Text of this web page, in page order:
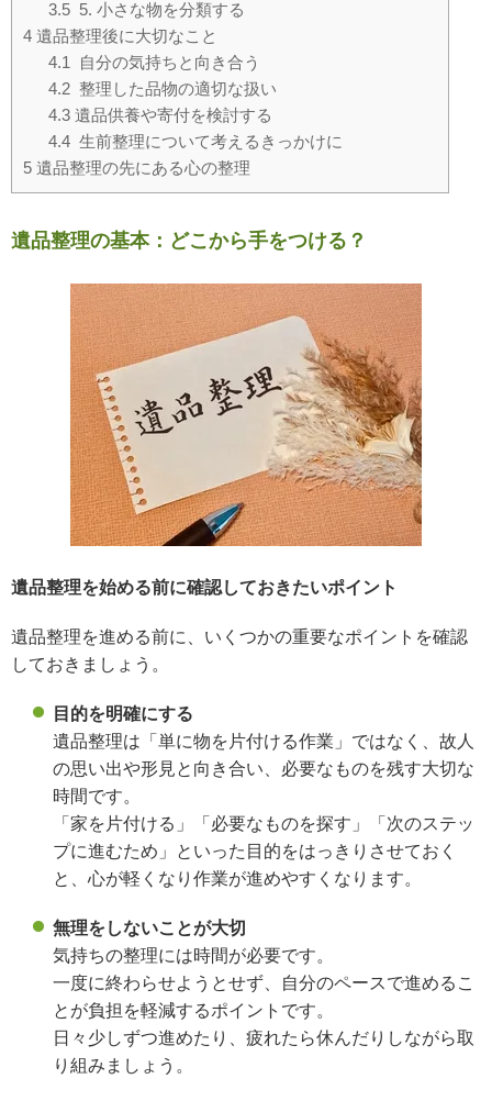
3.55. 小さな物を分類する
4 遺品整理後に大切なこと
4.1
自分の気持ちと向き合う
4.2整理した品物の適切な扱い
4.3遺品供養や寄付を検討する
4.4生前整理について考えるきっかけに
5 遺品整理の先にある心の整理
遺品整理の基本：どこから手をつける？
遺品整理を始める前に確認しておきたいポイント
遺品整理を進める前に、いくつかの重要なポイントを確認
しておきましょう。
目的を明確にする
遺品整理は「単に物を片付ける作業」ではなく、故人
の思い出や形見と向き合い、必要なものを残す大切な
時間です。
「家を片付ける」「必要なものを探す」「次のステッ
プに進むため」といった目的をはっきりさせておく
と、心が軽くなり作業が進めやすくなります。
無理をしないことが大切
気持ちの整理には時間が必要です。
一度に終わらせようとせず、自分のペースで進めるこ
とが負担を軽減するポイントです。
日々少しずつ進めたり、疲れたら休んだりしながら取
り組みましょう。